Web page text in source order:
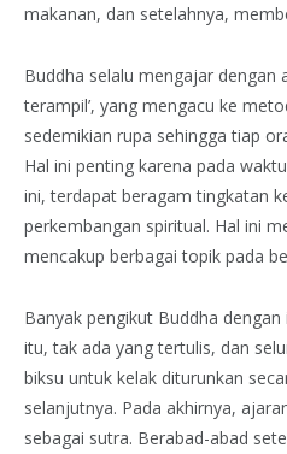
makanan, dan setelahnya,
Buddha selalu mengajar dengan
terampil’, yang mengacu ke
sedemikian rupa sehingga tiap
Hal ini penting karena pada
ini, terdapat beragam tingkatan
perkembangan spiritual. Hal ini
mencakup berbagai topik pada
Banyak pengikut Buddha
itu, tak ada yang tertulis, dan
biksu untuk kelak diturunkan
selanjutnya. Pada akhirnya,
sebagai sutra. Berabad-abad